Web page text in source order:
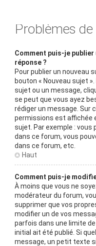
Problèmes
Comment puis-je publier
réponse ?
Pour publier un nouveau
bouton « Nouveau sujet
sujet ou un message,
se peut que vous ayez
rédiger un message. Sur
permissions est affichée
sujet. Par exemple : vous
dans ce forum, vous
dans ce forum, etc.
Haut
Comment puis-je
À moins que vous ne
modérateur du forum,
supprimer que vos
modifier un de vos
parfois dans une limite
initial ait été publié. Si
message, un petit texte